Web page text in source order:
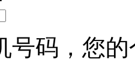
号码，您